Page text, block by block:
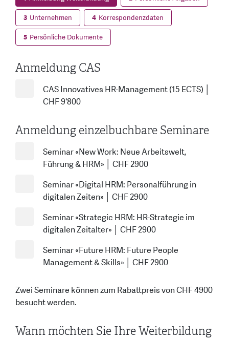
3 Unternehmen 4 Korrespondenzdaten
5 Persönliche Dokumente
Anmeldung CAS
CAS Innovatives HR-Management (15 ECTS) │
CHF 9'800
Anmeldung einzelbuchbare Seminare
Seminar «New Work: Neue Arbeitswelt,
Führung & HRM» │ CHF 2900
Seminar «Digital HRM: Personalführung in
digitalen Zeiten» │ CHF 2900
Seminar «Strategic HRM: HR-Strategie im
digitalen Zeitalter» │ CHF 2900
Seminar «Future HRM: Future People
Management & Skills» │ CHF 2900
Zwei Seminare können zum Rabattpreis von CHF 4900
besucht werden.
Wann möchten Sie Ihre Weiterbildung